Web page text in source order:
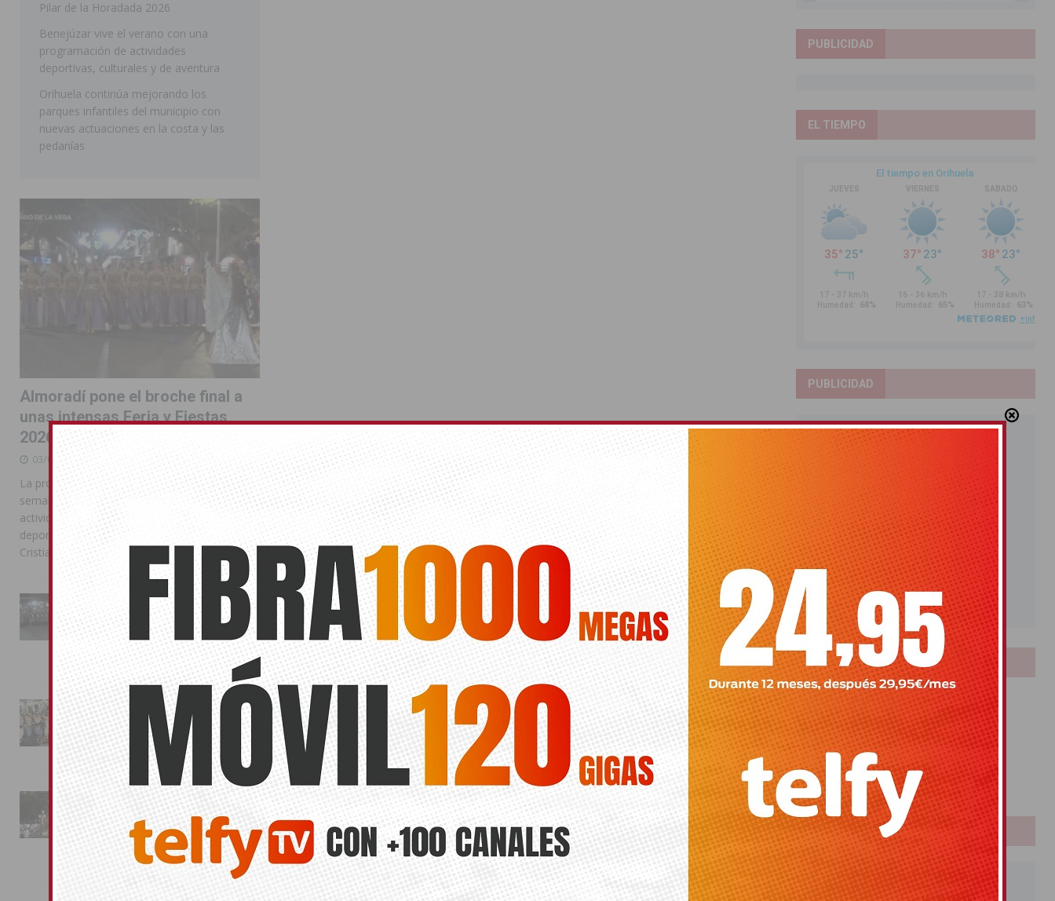
Pilar de la Horadada 2026
Benejúzar vive el verano con una
programación de actividades
deportivas, culturales y de aventura
Orihuela continúa mejorando los
parques infantiles del municipio con
nuevas actuaciones en la costa y las
pedanías
Almoradí pone el broche final a
unas intensas Feria y Fiestas
2026
03/08/2026
La programación reunió durante más de una
semana actos institucionales, conciertos,
actividades familiares, competiciones
deportivas y las celebraciones de Moros y
Cristianos
La Entrada Cristiana llena de
esplendor las calles de
Almoradí en una multitudinaria
jornada festera
02/08/2026
La magia de la Entrada Mora
conquista las calles de
Almoradí
01/08/2026
La fiesta se adueña de
Almoradí con la presentación
de los cargos festeros y la
toma del castillo
31/07/2026
PUBLICIDAD
EL TIEMPO
PUBLICIDAD
LOTERIAS
Bonoloto
Primitiva
El Gordo
Euromillones
Loteria
Once
PUBLICIDAD